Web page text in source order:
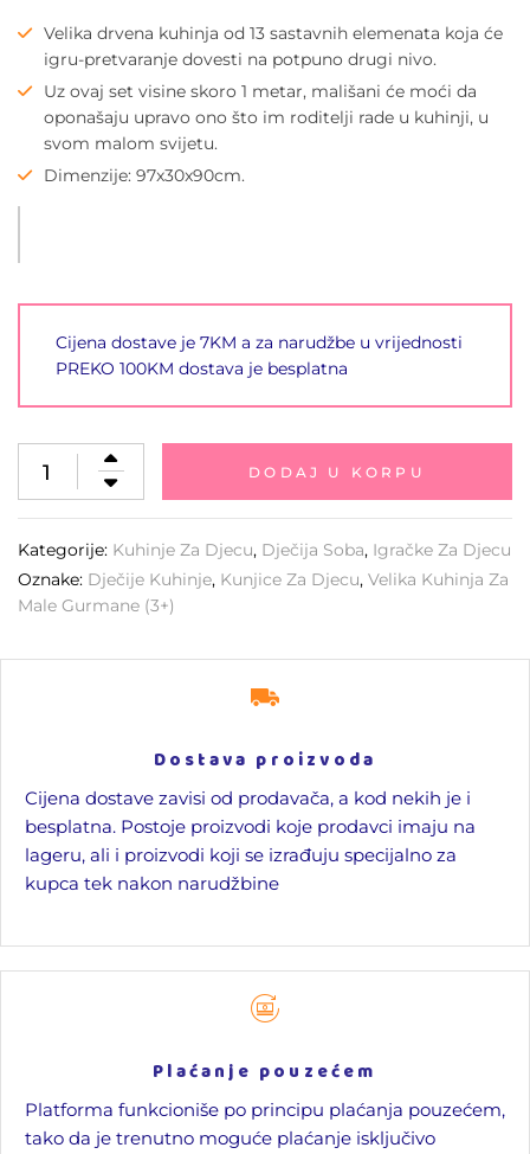
Velika drvena kuhinja od 13 sastavnih elemenata koja će
igru-pretvaranje dovesti na potpuno drugi nivo.
Uz ovaj set visine skoro 1 metar, mališani će moći da
oponašaju upravo ono što im roditelji rade u kuhinji, u
svom malom svijetu.
Dimenzije: 97x30x90cm.
Cijena dostave je 7KM a za narudžbe u vrijednosti
PREKO 100KM dostava je besplatna
DODAJ U KORPU
Kategorije: Kuhinje Za Djecu, Dječija Soba, Igračke Za Djecu
Oznake: Dječije Kuhinje, Kunjice Za Djecu, Velika Kuhinja Za
Male Gurmane (3+)
Dostava proizvoda
Cijena dostave zavisi od prodavača, a kod nekih je i
besplatna. Postoje proizvodi koje prodavci imaju na
lageru, ali i proizvodi koji se izrađuju specijalno za
kupca tek nakon narudžbine
Plaćanje pouzećem
Platforma funkcioniše po principu plaćanja pouzećem,
tako da je trenutno moguće plaćanje isključivo